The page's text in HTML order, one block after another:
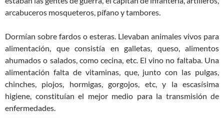
arcabuceros mosqueteros, pífano y tambores.
Dormían sobre fardos o esteras. Llevaban animales vivos para
alimentación, que consistía en galletas, queso, alimentos
ahumados o salados, como cecina, etc. El vino no faltaba. Una
alimentación falta de vitaminas, que, junto con las pulgas,
chinches, piojos, hormigas, gorgojos, etc, y la escasísima
higiene, constituían el mejor medio para la transmisión de
enfermedades.